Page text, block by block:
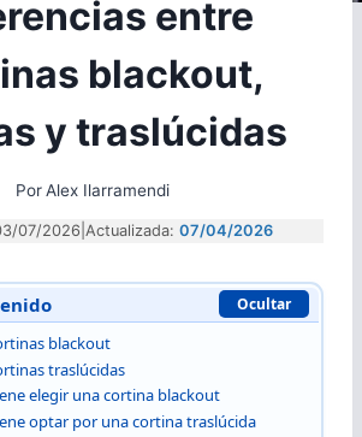
entre
blackout,
y traslúcidas
PorAlex Ilarramendi
07/2026 Actualizada: 07/04/2026
Ocultar
blackout
traslúcidas
elegir una cortina blackout
optar por una cortina traslúcida